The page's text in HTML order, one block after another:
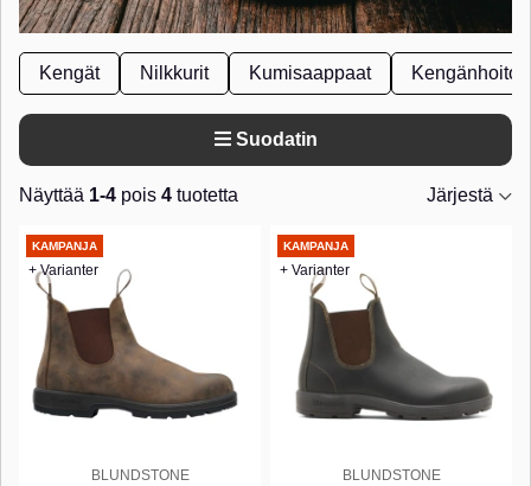
Kengät Nilkkurit Kumisaappaat Kengänhoito
Suodatin
Näyttää 1-4 pois 4 tuotetta
Järjestä
Tuotteet
KAMPANJA
+ Varianter
BLUNDSTONE
KAMPANJA
+ Varianter
BLUNDSTONE